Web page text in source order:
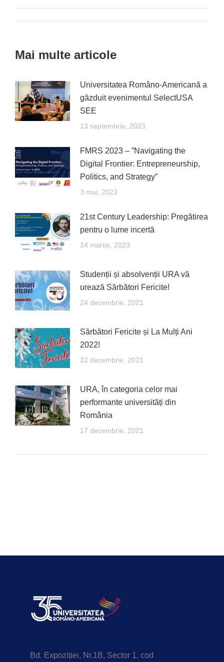
Post
Mai multe articole
Universitatea Româno-Americană a
găzduit evenimentul SelectUSA
SEE
13 septembrie, 2023
FMRS 2023 – ”Navigating the
Digital Frontier: Entrepreneurship,
Politics, and Strategy”
3 mai, 2023
21st Century Leadership: Pregătirea
pentru o lume incertă
24 martie, 2023
Studenții și absolvenții URA vă
urează Sărbători Fericite!
24 decembrie, 2021
Sărbători Fericite și La Mulți Ani
2022!
22 decembrie, 2021
URA, în categoria celor mai
performante universități din
România
17 decembrie, 2021
Bd. Expoziției, Nr.1B, Sector 1, cod